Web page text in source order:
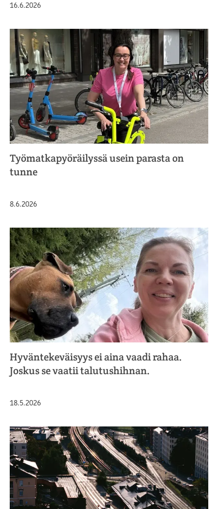
Julkaistu
16.6.2026
Työmatkapyöräilyssä usein parasta on
tunne
Julkaistu
8.6.2026
Hyväntekeväisyys ei aina vaadi rahaa.
Joskus se vaatii talutushihnan.
Julkaistu
18.5.2026